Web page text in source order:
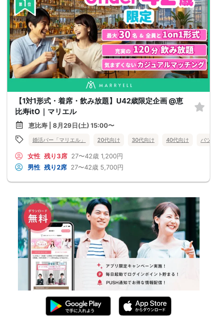
【1対1形式・着席・飲み放題】U42歳限定企画 @恵
比寿itO｜マリエル
恵比寿 | 8月29日(土) 15:00〜
婚活バー「マリエル」 20代向け 30代向け 40代向け バツ
女性 残り3席 27〜42歳 1,200円
男性 残り2席 27〜42歳 5,700円